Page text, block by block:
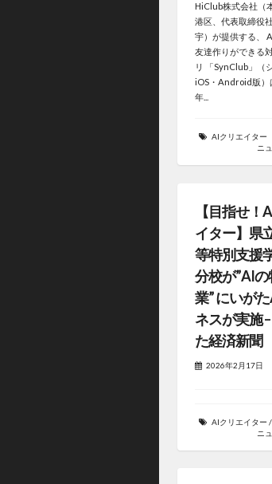
HiClub株式会社（
港区、代表取締役
宇）が提供する、
友達作りができる
リ 「SynClub」（
iOS・Android版）
年...
AIクリエイター
ニ
【目指せ！
イター】県
等特別支援
分校が”AI
業” にいが
ネスが実施
た経済新聞
2026年2月17日
AIクリエイター /
ニ